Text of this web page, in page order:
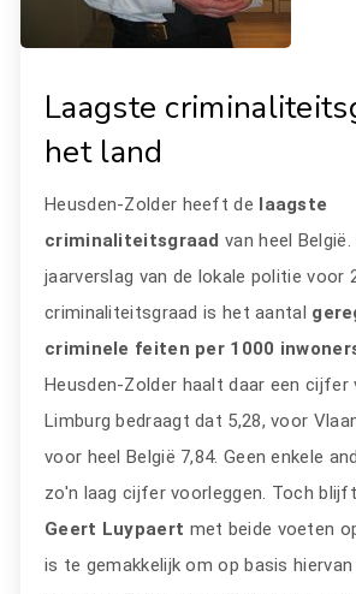
Laagste
het land
Heusden-Zolder heeft de laagste
criminaliteitsgraadvan heel
jaarverslag van de lokale politie voor
criminaliteitsgraad is het aantal
criminele feiten per 1000
Heusden-Zolder haalt daar een cijfer
Limburg bedraagt dat 5,28, voor
voor heel België 7,84. Geen enkele
zo'n laag cijfer voorleggen. Toch blijft
Geert Luypaert met beide voeten
is te gemakkelijk om op basis